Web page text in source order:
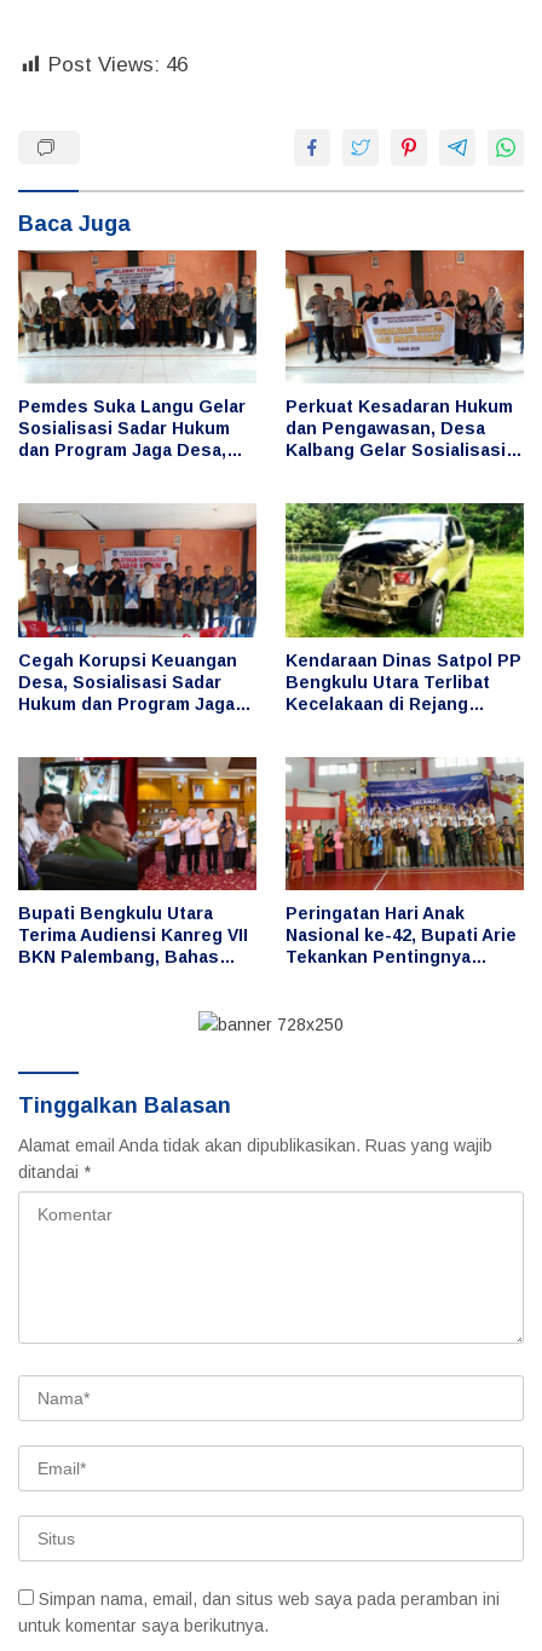
Post Views: 46
Baca Juga
Pemdes Suka Langu Gelar
Sosialisasi Sadar Hukum
dan Program Jaga Desa,
Perkuat Kesadaran Hukum
dan Pengawasan, Desa
Kalbang Gelar Sosialisasi
Cegah Korupsi Keuangan
Desa, Sosialisasi Sadar
Hukum dan Program Jaga
Kendaraan Dinas Satpol PP
Bengkulu Utara Terlibat
Kecelakaan di Rejang
dan Pengemudi
Bupati Bengkulu Utara
Terima Audiensi Kanreg VII
BKN Palembang, Bahas
Peringatan Hari Anak
Nasional ke-42, Bupati Arie
Tekankan Pentingnya
Tinggalkan Balasan
Alamat email Anda tidak akan dipublikasikan. Ruas yang wajib
ditandai *
Simpan nama, email, dan situs web saya pada peramban ini
untuk komentar saya berikutnya.